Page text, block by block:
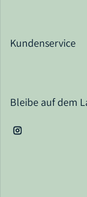
Kundenservice
Bleibe auf dem
Instagram